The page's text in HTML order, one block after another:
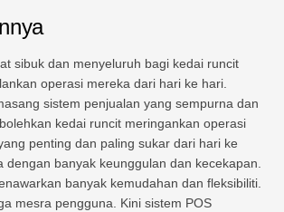
sibuk dan menyeluruh bagi kedai runcit
operasi mereka dari hari ke hari.
sistem penjualan yang sempurna dan
kedai runcit meringankan operasi
penting dan paling sukar dari hari ke
dengan banyak keunggulan dan kecekapan.
banyak kemudahan dan fleksibiliti.
mesra pengguna. Kini sistem POS